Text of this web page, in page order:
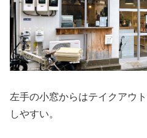
左手の小窓からはテイクアウ
しやすい。